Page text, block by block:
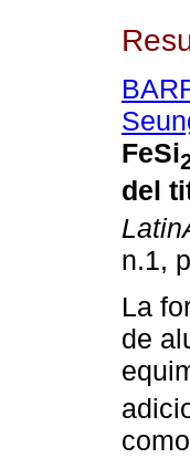
FeSi
del
n.1,
La
de